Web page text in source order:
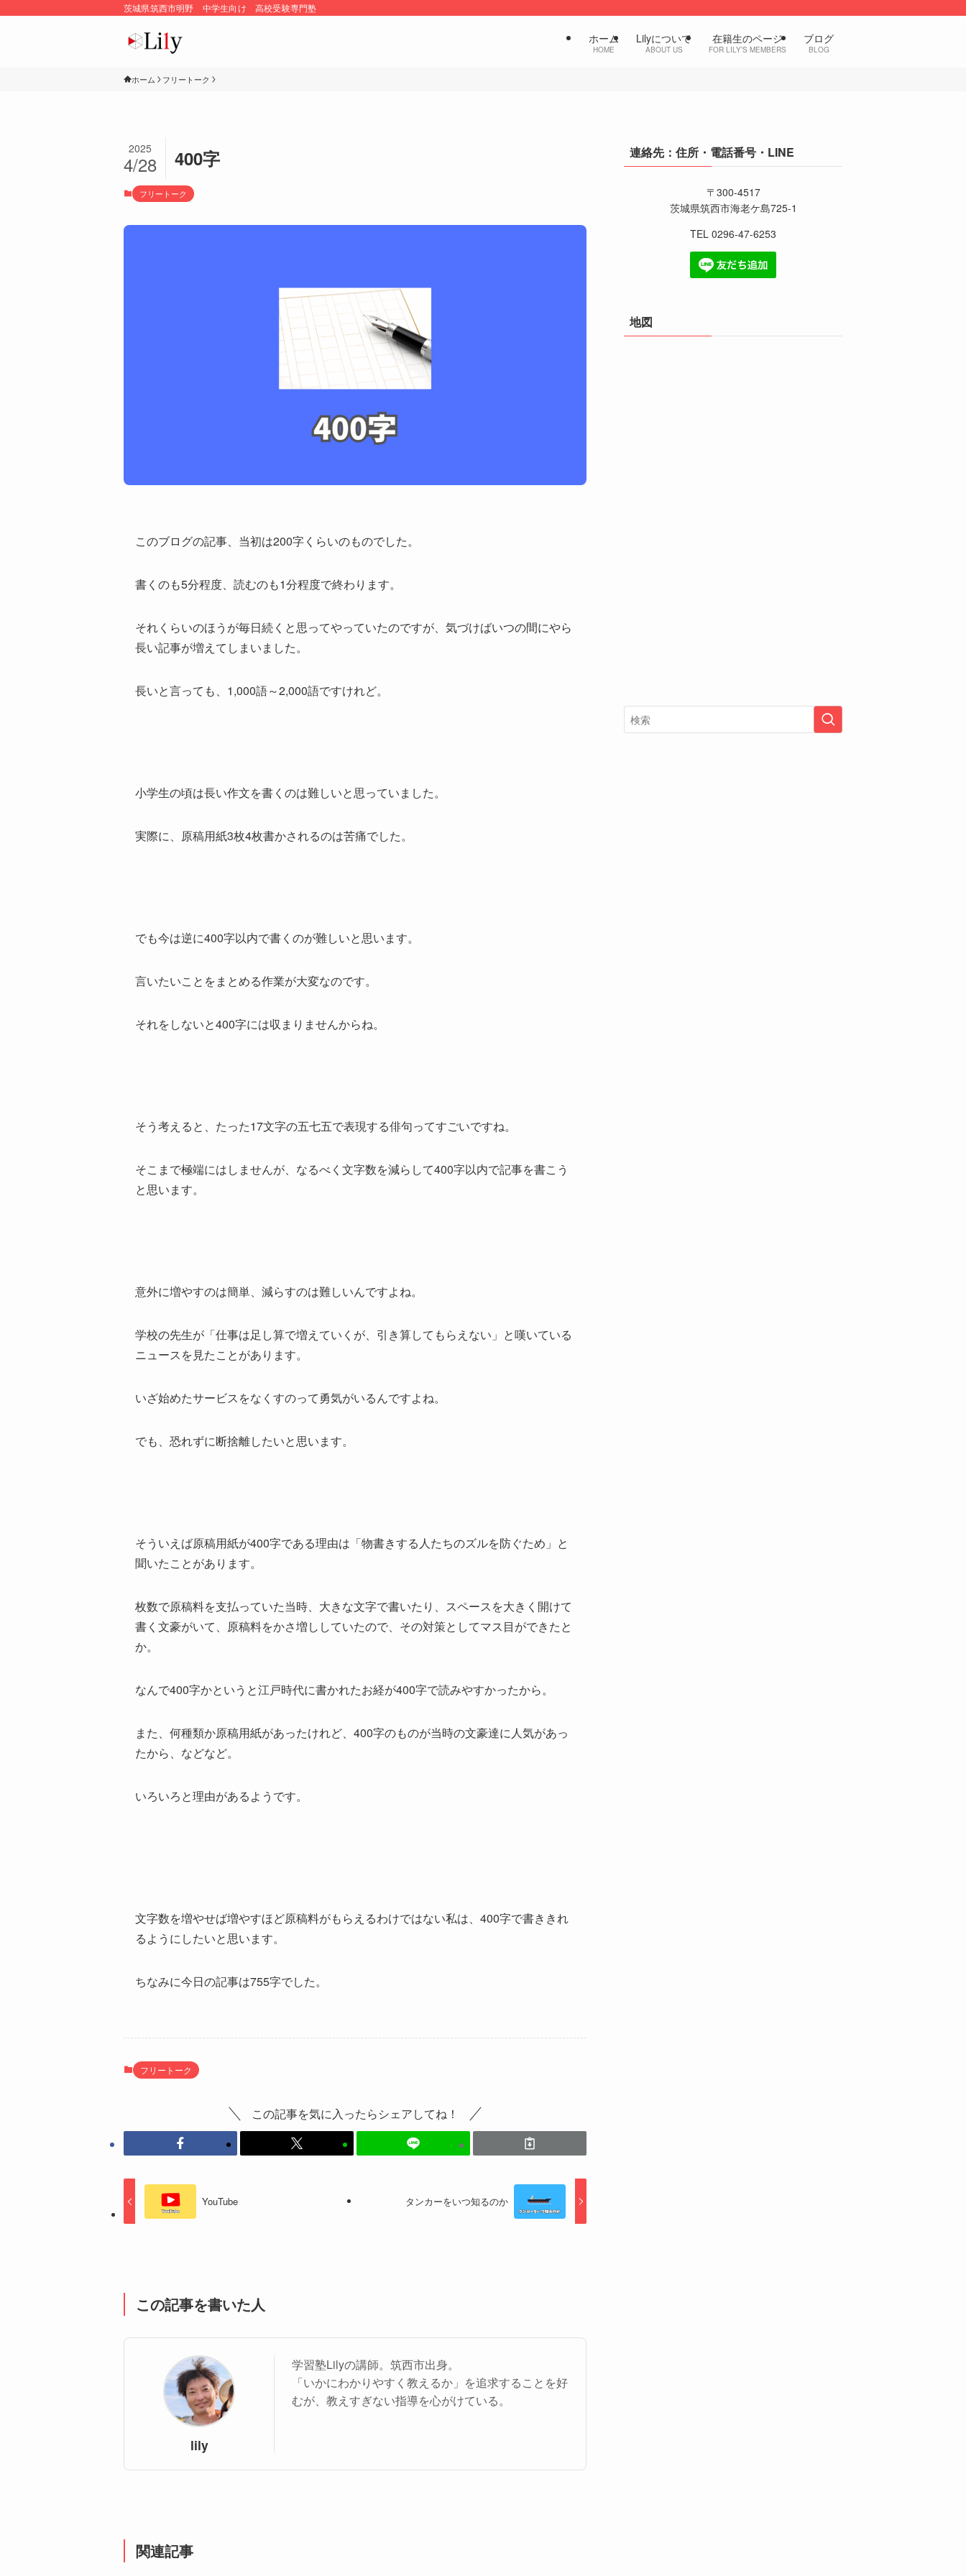
茨城県筑西市明野 中学生向け 高校受験専門塾
ホーム
HOME
Lilyについて
ABOUT US
在籍生のページ
FOR LILY’S MEMBERS
ブログ
BLOG
ホーム フリートーク
400字
2025
4/28
フリートーク
このブログの記事、当初は200字くらいのものでした。
書くのも5分程度、読むのも1分程度で終わります。
それくらいのほうが毎日続くと思ってやっていたのですが、気づけばいつの間にやら
長い記事が増えてしまいました。
長いと言っても、1,000語～2,000語ですけれど。
小学生の頃は長い作文を書くのは難しいと思っていました。
実際に、原稿用紙3枚4枚書かされるのは苦痛でした。
でも今は逆に400字以内で書くのが難しいと思います。
言いたいことをまとめる作業が大変なのです。
それをしないと400字には収まりませんからね。
そう考えると、たった17文字の五七五で表現する俳句ってすごいですね。
そこまで極端にはしませんが、なるべく文字数を減らして400字以内で記事を書こう
と思います。
意外に増やすのは簡単、減らすのは難しいんですよね。
学校の先生が「仕事は足し算で増えていくが、引き算してもらえない」と嘆いている
ニュースを見たことがあります。
いざ始めたサービスをなくすのって勇気がいるんですよね。
でも、恐れずに断捨離したいと思います。
そういえば原稿用紙が400字である理由は「物書きする人たちのズルを防ぐため」と
聞いたことがあります。
枚数で原稿料を支払っていた当時、大きな文字で書いたり、スペースを大きく開けて
書く文豪がいて、原稿料をかさ増ししていたので、その対策としてマス目ができたと
か。
なんで400字かというと江戸時代に書かれたお経が400字で読みやすかったから。
また、何種類か原稿用紙があったけれど、400字のものが当時の文豪達に人気があっ
たから、などなど。
いろいろと理由があるようです。
文字数を増やせば増やすほど原稿料がもらえるわけではない私は、400字で書ききれ
るようにしたいと思います。
ちなみに今日の記事は755字でした。
フリートーク
この記事を気に入ったらシェアしてね！
YouTube タンカーをいつ知るのか
この記事を書いた人
lily
学習塾Lilyの講師。筑西市出身。
「いかにわかりやすく教えるか」を追求することを好
むが、教えすぎない指導を心がけている。
関連記事
連絡先：住所・電話番号・LINE
〒300-4517
茨城県筑西市海老ケ島725-1
TEL 0296-47-6253
地図